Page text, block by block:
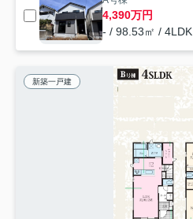
4,390万円
- / 98.53㎡ / 4LDK
新築一戸建